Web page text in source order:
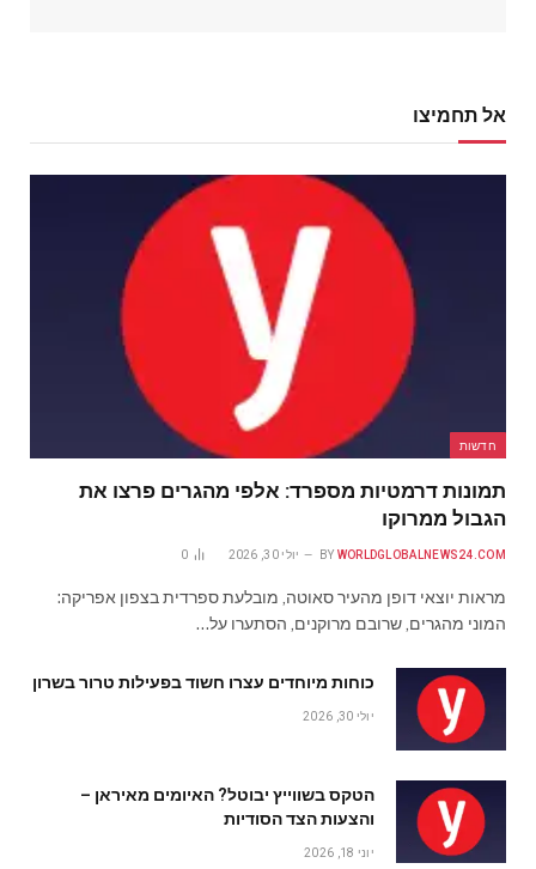
אל תחמיצו
חדשות
תמונות דרמטיות מספרד: אלפי מהגרים פרצו את
הגבול ממרוקו
BY WORLDGLOBALNEWS24.COM יולי 30, 2026 0
מראות יוצאי דופן מהעיר סאוטה, מובלעת ספרדית בצפון אפריקה:
המוני מהגרים, שרובם מרוקנים, הסתערו על…
כוחות מיוחדים עצרו חשוד בפעילות טרור בשרון
יולי 30, 2026
הטקס בשווייץ יבוטל? האיומים מאיראן –
והצעות הצד הסודיות
יוני 18, 2026